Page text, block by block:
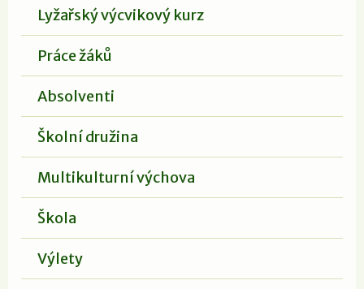
Lyžařský výcvikový kurz
Práce žáků
Absolventi
Školní družina
Multikulturní výchova
Škola
Výlety